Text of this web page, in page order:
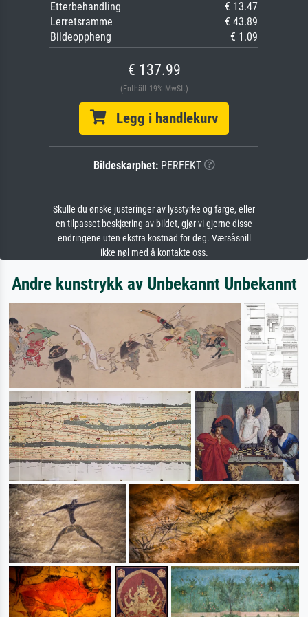
Etterbehandling
€ 13.47
Lerretsramme
€ 43.89
Bildeoppheng
€ 1.09
€ 137.99
(Enthält 19% MwSt.)
Legg i handlekurv
Bildeskarphet:PERFEKT
Skulle du ønske justeringer av lysstyrke og farge, eller
en tilpasset beskjæring av bildet, gjør vi gjerne disse
endringene uten ekstra kostnad for deg. Værsåsnill
ikke nøl med å kontakte oss.
Andre kunstrykk av Unbekannt Unbekannt